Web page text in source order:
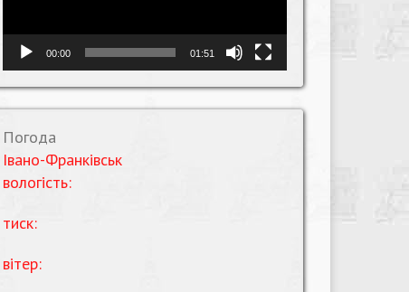
00:00 01:51
Погода
Івано-Франківськ
вологість:
тиск:
вітер: